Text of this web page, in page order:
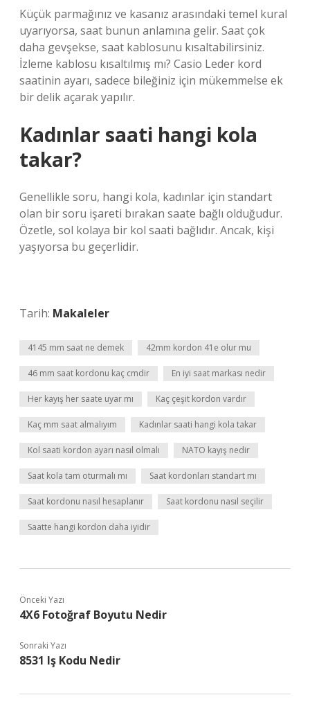
Küçük parmağınız ve kasanız arasındaki temel kural
uyarıyorsa, saat bunun anlamına gelir. Saat çok
daha gevşekse, saat kablosunu kısaltabilirsiniz.
İzleme kablosu kısaltılmış mı? Casio Leder kord
saatinin ayarı, sadece bileğiniz için mükemmelse ek
bir delik açarak yapılır.
Kadınlar saati hangi kola
takar?
Genellikle soru, hangi kola, kadınlar için standart
olan bir soru işareti bırakan saate bağlı olduğudur.
Özetle, sol kolaya bir kol saati bağlıdır. Ancak, kişi
yaşıyorsa bu geçerlidir.
Tarih: Makaleler
4145 mm saat ne demek 42mm kordon 41e olur mu
46 mm saat kordonu kaç cmdir En iyi saat markası nedir
Her kayış her saate uyar mı Kaç çeşit kordon vardır
Kaç mm saat almalıyım Kadınlar saati hangi kola takar
Kol saati kordon ayarı nasıl olmalı NATO kayış nedir
Saat kola tam oturmalı mı Saat kordonları standart mı
Saat kordonu nasıl hesaplanır Saat kordonu nasıl seçilir
Saatte hangi kordon daha iyidir
Önceki Yazı
4X6 Fotoğraf Boyutu Nedir
Sonraki Yazı
8531 Iş Kodu Nedir